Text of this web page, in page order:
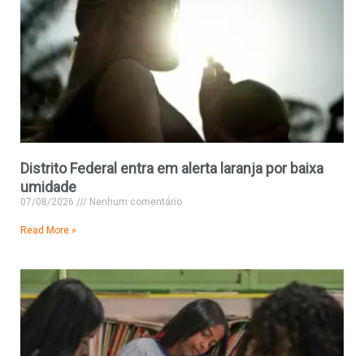
Distrito Federal entra em alerta laranja por baixa
umidade
07/08/2026 Nenhum comentário
Read More »